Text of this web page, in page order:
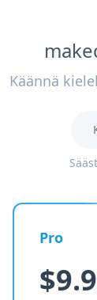
Käännä
Pro
$9.9